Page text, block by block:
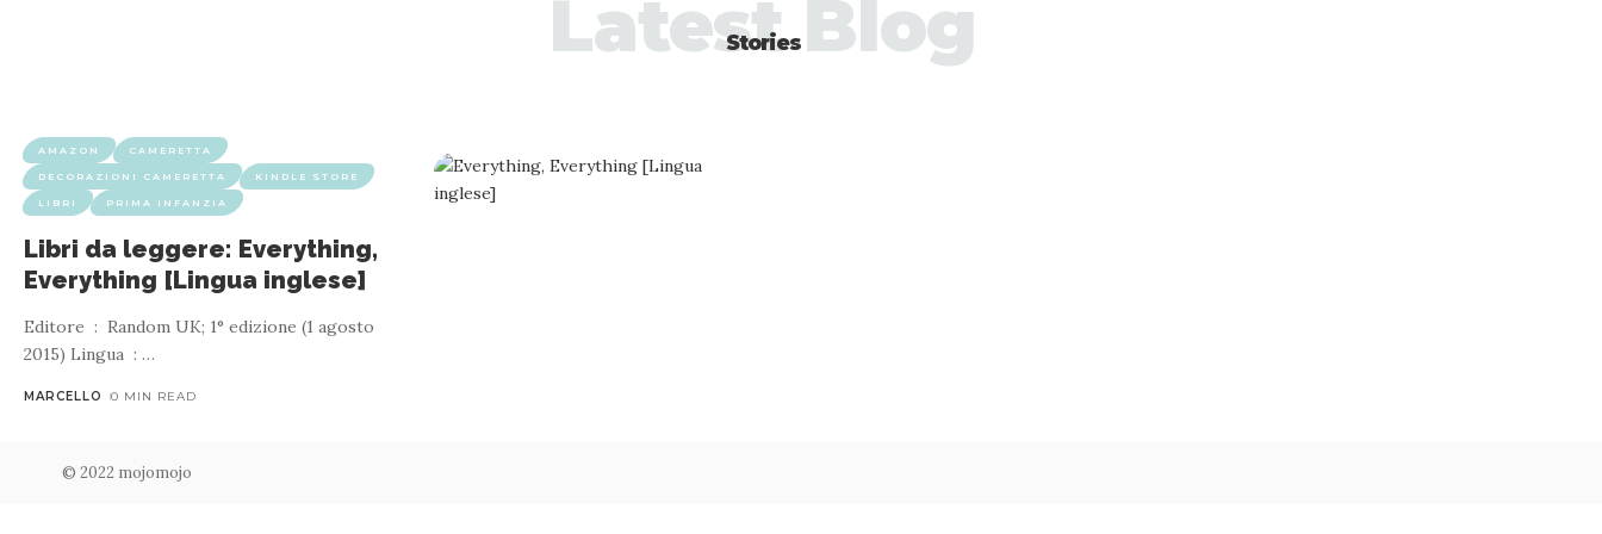
Stories
Latest Blog
AMAZON CAMERETTA
DECORAZIONI CAMERETTA KINDLE STORE
LIBRI PRIMA INFANZIA
Libri da leggere: Everything,
Everything [Lingua inglese]
Editore ‏ : ‎ Random UK; 1° edizione (1 agosto
2015) Lingua ‏ : ‎ …
MARCELLO 0 MIN READ
© 2022 mojomojo